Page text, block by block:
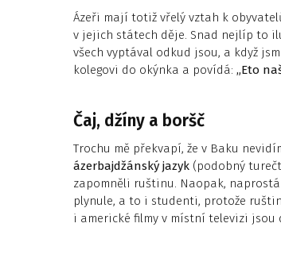
Ázeři mají totiž vřelý vztah k
v jejich státech děje. Snad nejlíp to
všech vyptával odkud jsou, a když
kolegovi do okýnka a povídá: „Eto
Čaj, džíny a boršč
Trochu mě překvapí, že v Baku
ázerbajdžánský jazyk (podobný
zapomněli ruštinu. Naopak,
plynule, a to i studenti, protože
i americké filmy v místní televizi jsou